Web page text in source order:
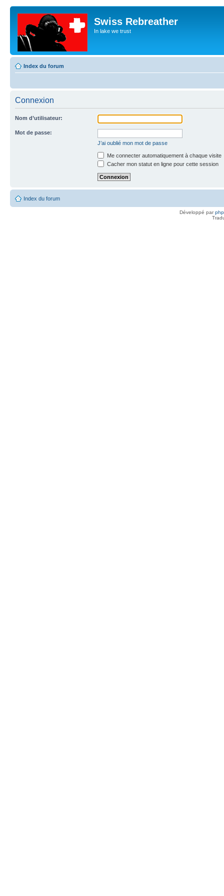
Swiss Rebreather
In lake we trust
Index du forum
Connexion
Nom d’utilisateur:
Mot de passe:
J’ai oublié mon mot de passe
Me connecter automatiquement à chaque visite
Cacher mon statut en ligne pour cette session
Index du forum
Développé par